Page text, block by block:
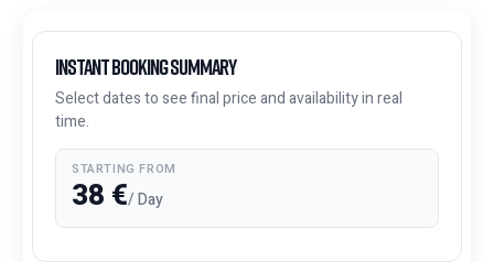
Instant Booking Summary
Select dates to see final price and availability in real
time.
STARTING FROM
38 €/ Day